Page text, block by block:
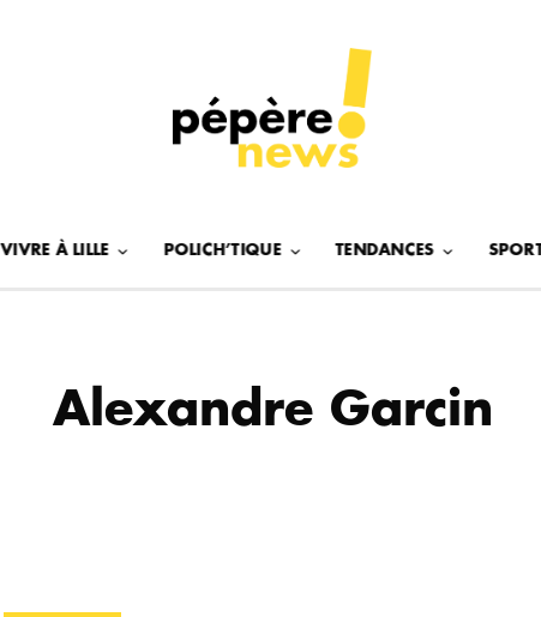
VIVRE À LILLE POLICH’TIQUE TENDANCES SPORT
Alexandre Garcin